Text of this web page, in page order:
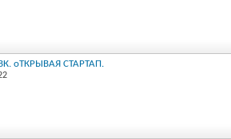
оТКРЫВАЯ СТАРТАП.